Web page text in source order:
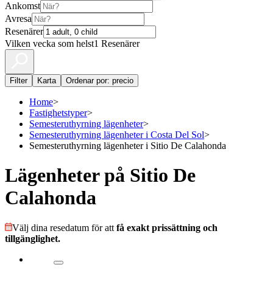
Ankomst
Avresa
Resenärer
Vilken vecka som helst1 Resenärer
Filter Karta Ordenar por: precio
Home>
Fastighetstyper>
Semesteruthyrning lägenheter>
Semesteruthyrning lägenheter i Costa Del Sol>
Semesteruthyrning lägenheter i Sitio De Calahonda
Lägenheter på Sitio De
Calahonda
Välj dina resedatum för att få exakt prissättning och
tillgänglighet.